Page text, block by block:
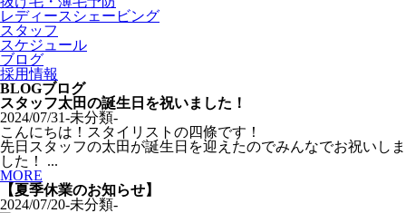
レディースシェービング
スタッフ
スケジュール
ブログ
採用情報
BLOGブログ
スタッフ太田の誕生日を祝いました！
2024/07/31-未分類-
こんにちは！スタイリストの四條です！
先日スタッフの太田が誕生日を迎えたのでみんなでお祝いしま
した！ ...
MORE
【夏季休業のお知らせ】
2024/07/20-未分類-